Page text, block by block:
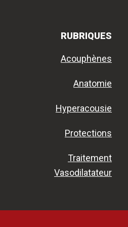
RUBRIQUES
Acouphènes
Anatomie
Hyperacousie
Protections
Traitement
Vasodilatateur